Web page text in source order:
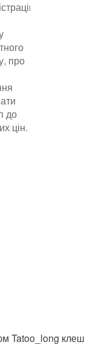
про
до
цін.
Tatoo_long клеш